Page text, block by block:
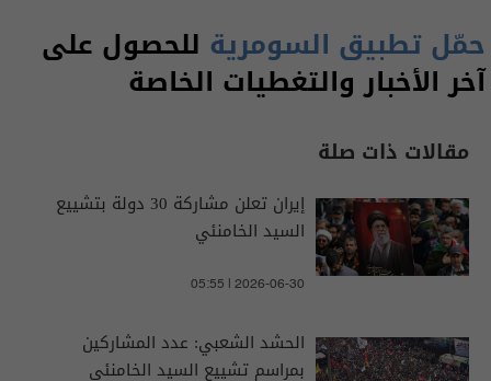
حمّل تطبيق السومرية للحصول على
آخر الأخبار والتغطيات الخاصة
مقالات ذات صلة
إيران تعلن مشاركة 30 دولة بتشييع
السيد الخامنئي
05:55 | 2026-06-30
الحشد الشعبي: عدد المشاركين
بمراسم تشييع السيد الخامنئي